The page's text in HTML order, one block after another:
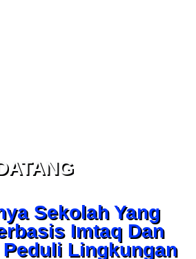
Sekolah Yang
Imtaq Dan
Lingkungan